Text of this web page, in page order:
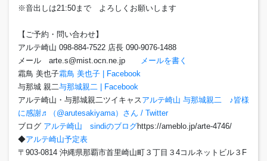
※音出しは21:50まで よろしくお願いします
【ご予約・問い合わせ】
アルテ崎山 098-884-7522 店長 090-9076-1488
メール arte.s@mist.ocn.ne.jp
メールを書く
霜鳥 美也子霜鳥 美也子 | Facebook
与那城 親二与那城親二 | Facebook
アルテ崎山・与那城親二ツイキャス アルテ崎山 与那城親二 ♪皆様
に感謝♬（@arutesakiyama）さん / Twitter
ブログ アルテ崎山 sindiのブログhttps://ameblo.jp/arte-4746/
◆アルテ崎山予定表
〒903-0814 沖縄県那覇市首里崎山町３丁目３4コルネットビル３F